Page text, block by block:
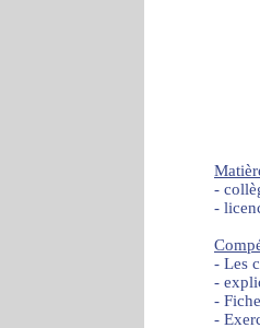
-
-
- Les
-
-
-